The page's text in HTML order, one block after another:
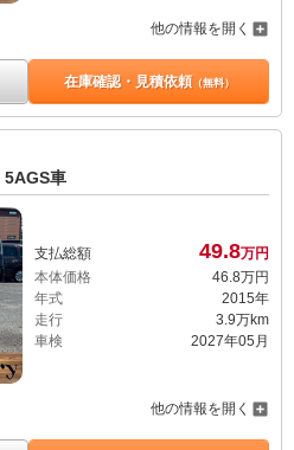
他の情報を開く
在庫確認・見積依頼（無料）
5AGS車
支払総額 49.8万円
本体価格
46.8万円
年式
2015年
走行
3.9万km
車検
2027年05月
他の情報を開く